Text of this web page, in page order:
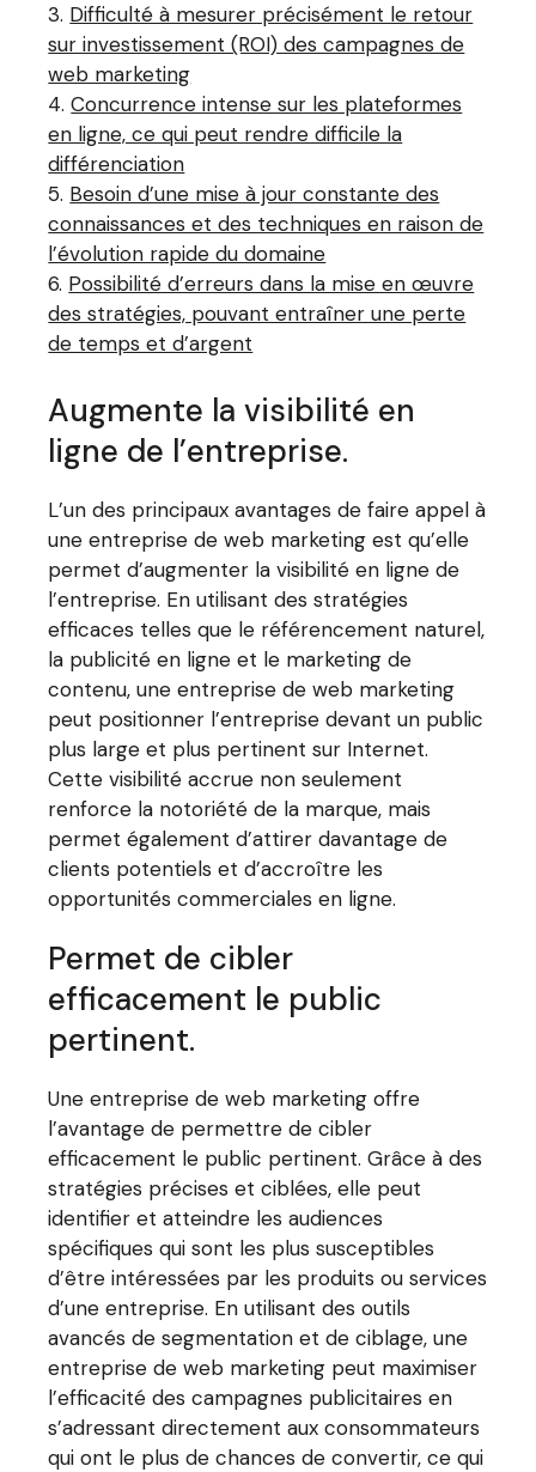
Difficulté à mesurer précisément le retour
sur investissement (ROI) des campagnes de
web marketing
Concurrence intense sur les plateformes
en ligne, ce qui peut rendre difficile la
différenciation
Besoin d’une mise à jour constante des
connaissances et des techniques en raison de
l’évolution rapide du domaine
Possibilité d’erreurs dans la mise en œuvre
des stratégies, pouvant entraîner une perte
de temps et d’argent
Augmente la visibilité en
ligne de l’entreprise.
L’un des principaux avantages de faire appel à
une entreprise de web marketing est qu’elle
permet d’augmenter la visibilité en ligne de
l’entreprise. En utilisant des stratégies
efficaces telles que le référencement naturel,
la publicité en ligne et le marketing de
contenu, une entreprise de web marketing
peut positionner l’entreprise devant un public
plus large et plus pertinent sur Internet.
Cette visibilité accrue non seulement
renforce la notoriété de la marque, mais
permet également d’attirer davantage de
clients potentiels et d’accroître les
opportunités commerciales en ligne.
Permet de cibler
efficacement le public
pertinent.
Une entreprise de web marketing offre
l’avantage de permettre de cibler
efficacement le public pertinent. Grâce à des
stratégies précises et ciblées, elle peut
identifier et atteindre les audiences
spécifiques qui sont les plus susceptibles
d’être intéressées par les produits ou services
d’une entreprise. En utilisant des outils
avancés de segmentation et de ciblage, une
entreprise de web marketing peut maximiser
l’efficacité des campagnes publicitaires en
s’adressant directement aux consommateurs
qui ont le plus de chances de convertir, ce qui